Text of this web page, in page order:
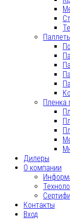
Пленка
Дилеры
О компании
Контакты
Вход